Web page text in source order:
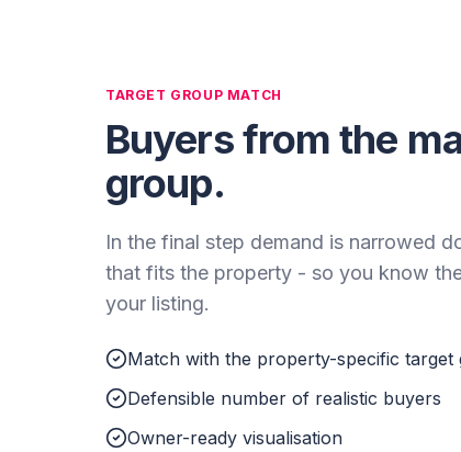
TARGET GROUP MATCH
Buyers from the
group.
In the final step demand is narrowed
that fits the property - so you know
your listing.
Match with the property-specific target
Defensible number of realistic buyers
Owner-ready visualisation